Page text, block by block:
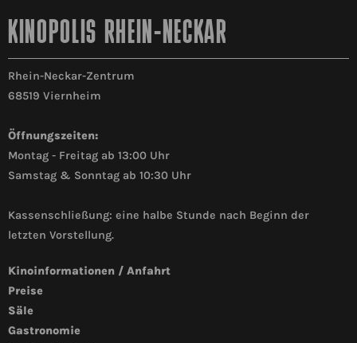
KINOPOLIS RHEIN-NECKAR
Rhein-Neckar-Zentrum
68519 Viernheim
Öffnungszeiten:
Montag - Freitag ab 13:00 Uhr
Samstag & Sonntag ab 10:30 Uhr
Kassenschließung: eine halbe Stunde nach Beginn der
letzten Vorstellung.
Kinoinformationen / Anfahrt
Preise
Säle
Gastronomie